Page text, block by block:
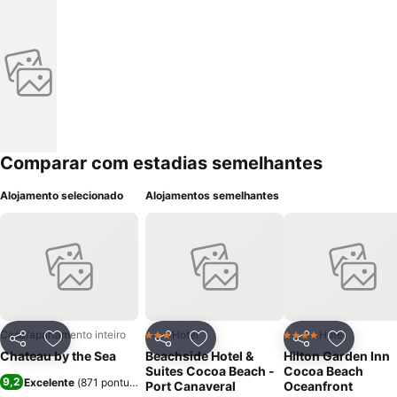
Comparar com estadias semelhantes
Alojamento selecionado
PartilharAdicionar aos favoritos
Casa/apartamento inteiro
Chateau by the Sea
9,2 Excelente (871 pontuações)
Alojamentos semelhantes
PartilharAdicionar aos favoritos
3 Estrelas
Hotel
Beachside Hotel &
Suites Cocoa Beach -
Port Canaveral
Partilhar
4 EstrelasHotel
Hilton Garden Inn
Cocoa Beach
Oceanfront